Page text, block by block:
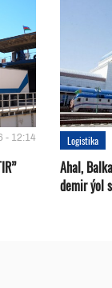
- 12:14 Logistika
Ahal,
demir ýol